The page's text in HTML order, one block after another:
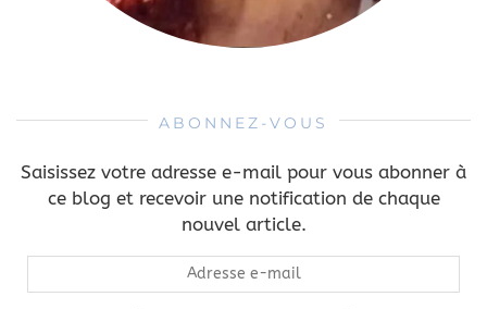
ABONNEZ-VOUS
Saisissez votre adresse e-mail pour vous abonner à
ce blog et recevoir une notification de chaque
nouvel article.
e-